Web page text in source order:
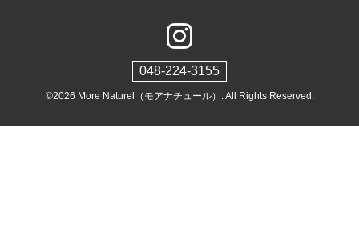
048-224-3155
©2026 More Naturel（モアナチュール） . All Rights Reserved.